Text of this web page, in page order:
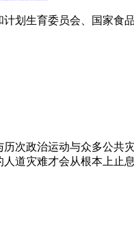
划生育委员会、国家
次政治运动与众多公
道灾难才会从根本上止息